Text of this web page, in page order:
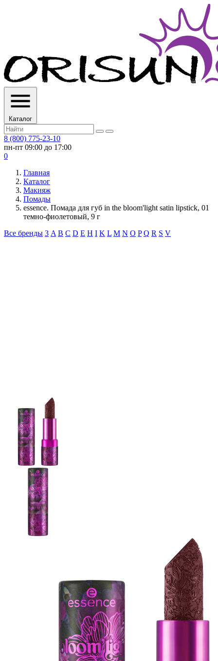
Каталог
8 (800) 775-23-10
пн-пт 09:00 до 17:00
0
Главная
Каталог
Макияж
Помады
essence. Помада для губ in the bloom'light satin lipstick, 01
темно-фиолетовый, 9 г
Все бренды 3 A B C D E H I K L M N O P Q R S V